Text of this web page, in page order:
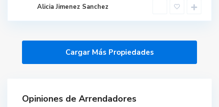
Alicia Jimenez Sanchez
Opiniones de Arrendadores